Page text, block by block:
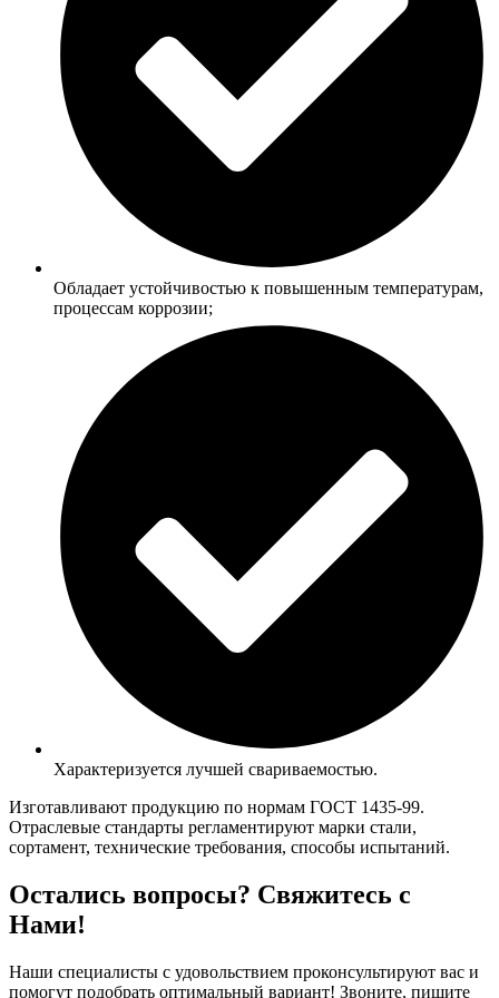
Обладает устойчивостью к повышенным температурам,
процессам коррозии;
Характеризуется лучшей свариваемостью.
Изготавливают продукцию по нормам ГОСТ 1435-99.
Отраслевые стандарты регламентируют марки стали,
сортамент, технические требования, способы испытаний.
Остались вопросы? Свяжитесь с
Нами!
Наши специалисты с удовольствием проконсультируют вас и
помогут подобрать оптимальный вариант! Звоните, пишите